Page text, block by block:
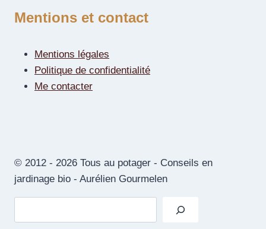
Mentions et contact
Mentions légales
Politique de confidentialité
Me contacter
© 2012 - 2026 Tous au potager - Conseils en
jardinage bio - Aurélien Gourmelen